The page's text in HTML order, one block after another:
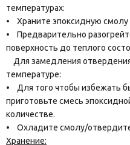
температурах:
• Храните эпоксидную смолу
• Предварительно
поверхность до теплого
Для замедления
температуре:
• Для того чтобы избежать
приготовьте смесь
количестве.
• Охладите смолу/
Хранение: